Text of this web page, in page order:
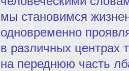
мы становимся
одновременно
в различных центрах
на переднюю часть